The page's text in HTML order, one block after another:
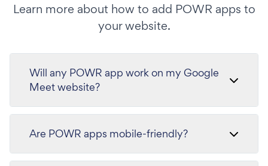
Learn more about how to add POWR apps to
your website.
Will any POWR app work on my Google
Meet website?
Are POWR apps mobile-friendly?